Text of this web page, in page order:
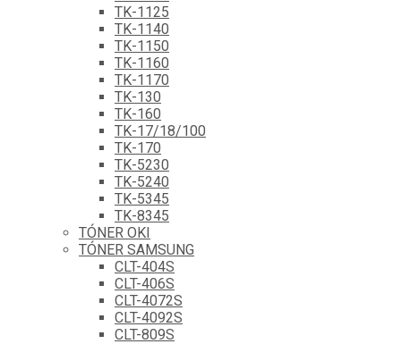
TK-1125
TK-1140
TK-1150
TK-1160
TK-1170
TK-130
TK-160
TK-17/18/100
TK-170
TK-5230
TK-5240
TK-5345
TK-8345
TÓNER OKI
TÓNER SAMSUNG
CLT-404S
CLT-406S
CLT-4072S
CLT-4092S
CLT-809S